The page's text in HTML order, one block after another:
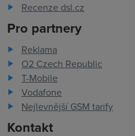
Recenze dsl.cz
Pro partnery
Reklama
O2 Czech Republic
T-Mobile
Vodafone
Nejlevnější GSM tarify
Kontakt